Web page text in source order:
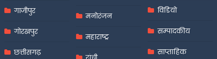
गाजीपुर
गोरखपुर
छत्तीसगढ़
मनोरंजन
महाराष्ट्र
विडियो
सम्पादकीय
साप्ताहिक